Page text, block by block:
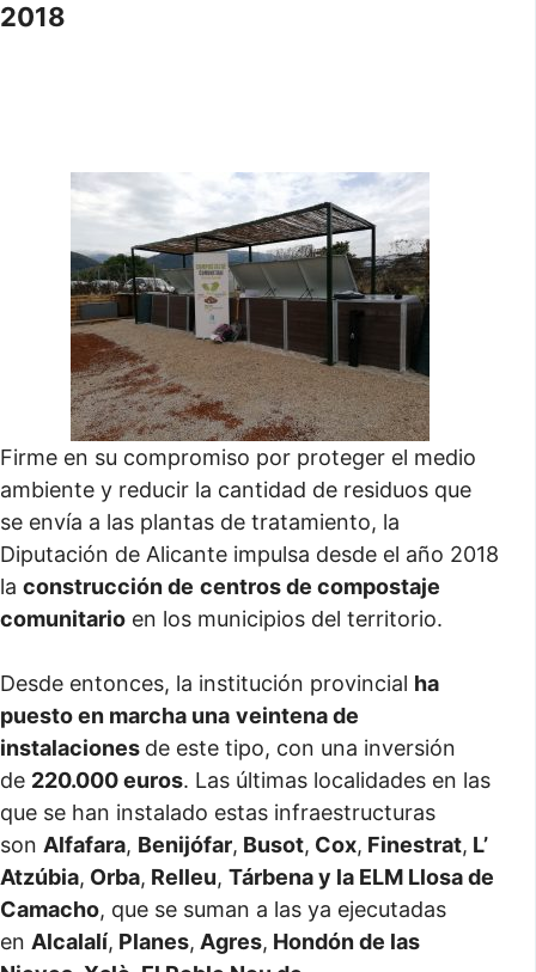
2018
Firme en su compromiso por proteger el medio
ambiente y reducir la cantidad de residuos que
se envía a las plantas de tratamiento, la
Diputación de Alicante impulsa desde el año 2018
la construcción de centros de compostaje
comunitario en los municipios del territorio.
Desde entonces, la institución provincial ha
puesto en marcha una veintena de
instalaciones de este tipo, con una inversión
de 220.000 euros. Las últimas localidades en las
que se han instalado estas infraestructuras
son Alfafara, Benijófar, Busot, Cox, Finestrat, L’
Atzúbia, Orba, Relleu, Tárbena y la ELM Llosa de
Camacho, que se suman a las ya ejecutadas
en Alcalalí, Planes, Agres, Hondón de las